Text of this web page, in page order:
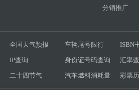
分销推广
全国天气预报 车辆尾号限行 ISBN
IP查询 身份证号码查询 汇率
二十四节气 汽车燃料消耗量 彩票